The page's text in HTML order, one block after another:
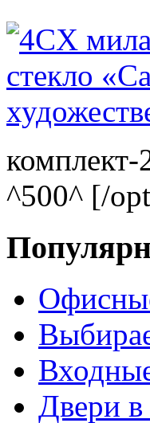
^500^ [/
Двери